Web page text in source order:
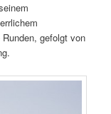
gefolgt von